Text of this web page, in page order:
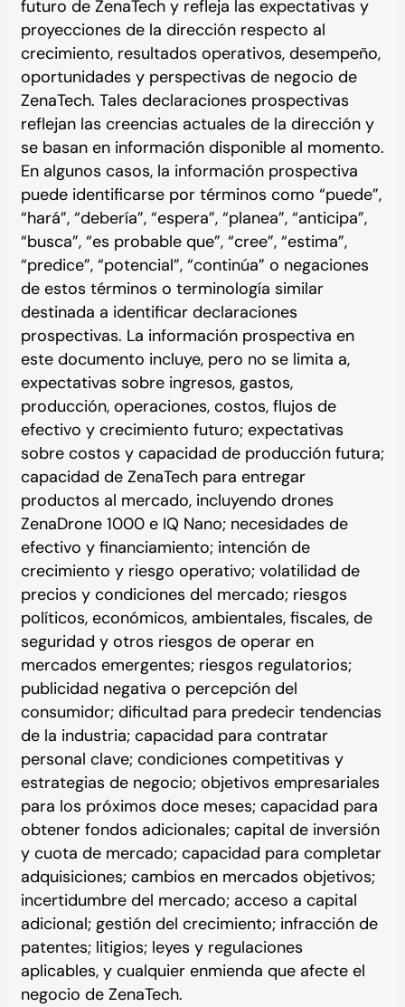
futuro de ZenaTech y refleja las expectativas y
proyecciones de la dirección respecto al
crecimiento, resultados operativos, desempeño,
oportunidades y perspectivas de negocio de
ZenaTech. Tales declaraciones prospectivas
reflejan las creencias actuales de la dirección y
se basan en información disponible al momento.
En algunos casos, la información prospectiva
puede identificarse por términos como “puede”,
“hará”, “debería”, “espera”, “planea”, “anticipa”,
“busca”, “es probable que”, “cree”, “estima”,
“predice”, “potencial”, “continúa” o negaciones
de estos términos o terminología similar
destinada a identificar declaraciones
prospectivas. La información prospectiva en
este documento incluye, pero no se limita a,
expectativas sobre ingresos, gastos,
producción, operaciones, costos, flujos de
efectivo y crecimiento futuro; expectativas
sobre costos y capacidad de producción futura;
capacidad de ZenaTech para entregar
productos al mercado, incluyendo drones
ZenaDrone 1000 e IQ Nano; necesidades de
efectivo y financiamiento; intención de
crecimiento y riesgo operativo; volatilidad de
precios y condiciones del mercado; riesgos
políticos, económicos, ambientales, fiscales, de
seguridad y otros riesgos de operar en
mercados emergentes; riesgos regulatorios;
publicidad negativa o percepción del
consumidor; dificultad para predecir tendencias
de la industria; capacidad para contratar
personal clave; condiciones competitivas y
estrategias de negocio; objetivos empresariales
para los próximos doce meses; capacidad para
obtener fondos adicionales; capital de inversión
y cuota de mercado; capacidad para completar
adquisiciones; cambios en mercados objetivos;
incertidumbre del mercado; acceso a capital
adicional; gestión del crecimiento; infracción de
patentes; litigios; leyes y regulaciones
aplicables, y cualquier enmienda que afecte el
negocio de ZenaTech.